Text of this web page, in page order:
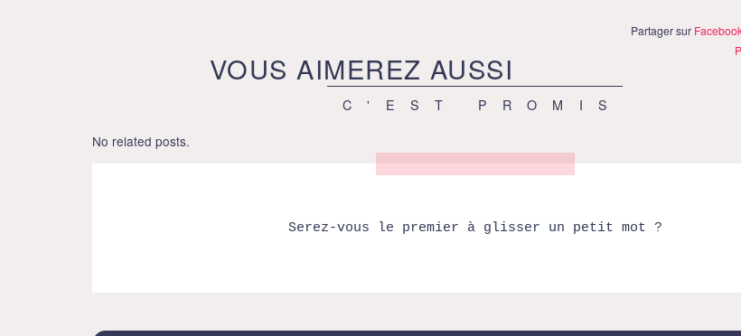
Partager sur
VOUS AIMEREZ AUSSI
C'EST PROMIS
No related posts.
Serez-vous le premier à glisser un petit mot ?